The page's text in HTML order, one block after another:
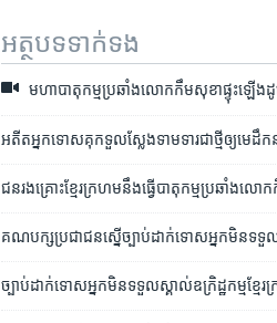
អត្ថបទ​ទាក់ទង
មហា​បាតុកម្ម​ប្រឆាំង​លោក​កឹម​សុខា​ផ្ទុះ​ឡើ
អតីត​អ្នកទោស​គុក​ទួលស្លែង​ទាមទារ​ជាថ្មី​ឲ្យ​មេ​
ជន​រងគ្រោះ​ខ្មែរ​ក្រហម​នឹង​ធ្វើ​បាតុកម្ម​ប្រឆាំង​លោ
គណបក្ស​ប្រជាជន​ស្នើ​ច្បាប់​ដាក់​ទោស​អ្នក​មិន​ទទួលស្
ច្បាប់​ដាក់​ទោស​អ្នក​មិនទទួល​ស្គាល់​ឧក្រិដ្ឋកម្ម​ខ្មែរ​